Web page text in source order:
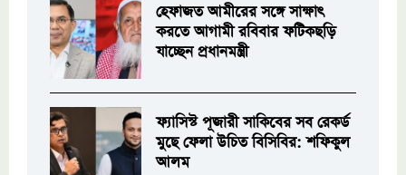
হেফাজত আমীরের সঙ্গে সাক্ষাৎ
করতে আগামী রবিবার ফটিকছড়ি
যাচ্ছেন প্রধানমন্ত্রী
ফ্যাসিস্ট পূজারী সাকিবের সব রেকর্ড
মুছে ফেলা উচিত বিসিবির: শফিকুল
আলম